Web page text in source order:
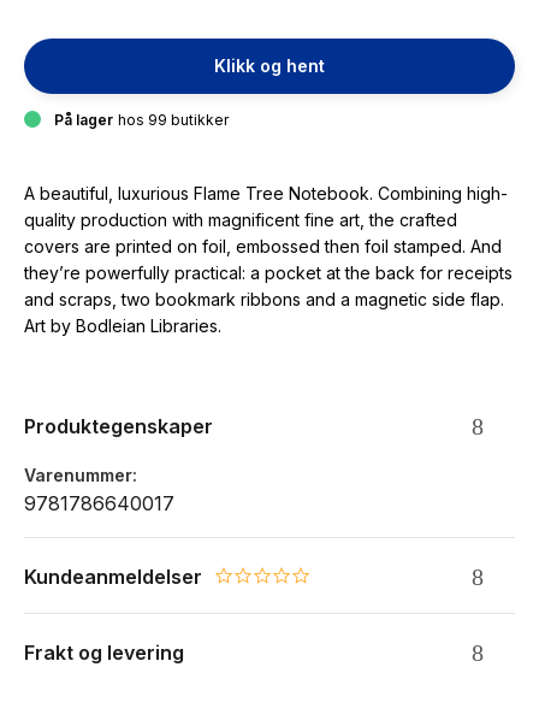
Klikk og hent
På lager hos 99 butikker
A beautiful, luxurious Flame Tree Notebook. Combining high-
quality production with magnificent fine art, the crafted
covers are printed on foil, embossed then foil stamped. And
they’re powerfully practical: a pocket at the back for receipts
and scraps, two bookmark ribbons and a magnetic side flap.
Art by Bodleian Libraries.
Produktegenskaper
Varenummer
9781786640017
Kundeanmeldelser 0.0 star rating
Frakt og levering